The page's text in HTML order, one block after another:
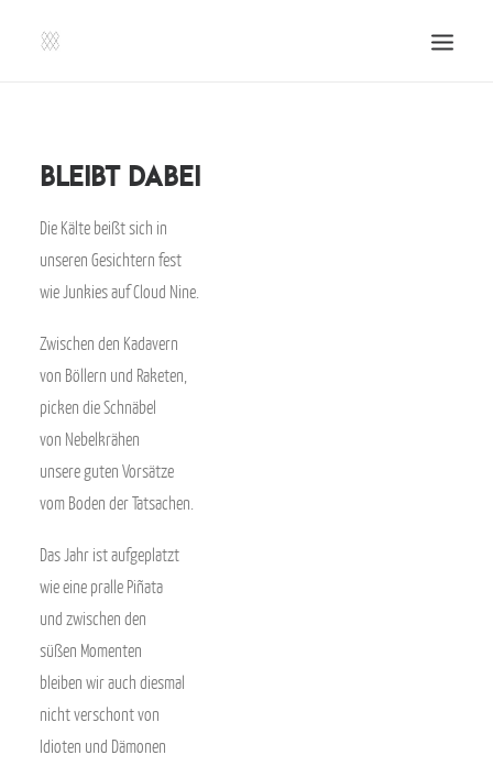
EINSENDEN!
VERANSTALTUNGEN
SEARCH
Bleibt dabei
Die Kälte beißt sich in
unseren Gesichtern fest
wie Junkies auf Cloud Nine.
Zwischen den Kadavern
von Böllern und Raketen,
picken die Schnäbel
von Nebelkrähen
unsere guten Vorsätze
vom Boden der Tatsachen.
Das Jahr ist aufgeplatzt
wie eine pralle Piñata
und zwischen den
süßen Momenten
bleiben wir auch diesmal
nicht verschont von
Idioten und Dämonen